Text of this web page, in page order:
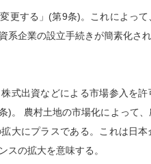
更する」(第9条)。これによっ
系企業の設立手続きが簡素化さ
式出資などによる市場参入を
)。 農村土地の市場化によって
大にプラスである。これは日本
スの拡大を意味する。